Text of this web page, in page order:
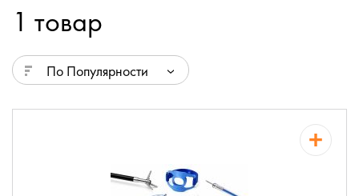
1 товар
По Популярности